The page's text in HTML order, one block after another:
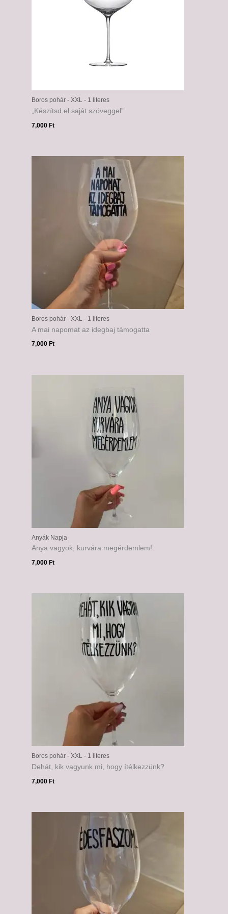
Boros pohár - XXL - 1 literes
„Készítsd el saját szöveggel”
7,000Ft
Boros pohár - XXL - 1 literes
A mai napomat az idegbaj támogatta
7,000 Ft
Anyák Napja
Anya vagyok, kurvára megérdemlem!
7,000 Ft
Boros pohár - XXL - 1 literes
Dehát, kik vagyunk mi, hogy ítélkezzünk?
7,000 Ft